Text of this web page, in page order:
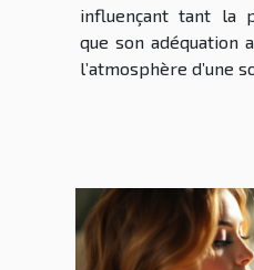
influençant tant la
que son adéquation
l’atmosphère d’une